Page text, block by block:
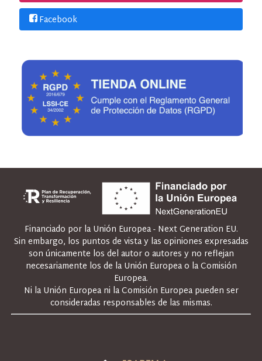
Facebook
Financiado por la Unión Europea - Next Generation EU.
Sin embargo, los puntos de vista y las opiniones expresadas
son únicamente los del autor o autores y no reflejan
necesariamente los de la Unión Europea o la Comisión
Europea.
Ni la Unión Europea ni la Comisión Europea pueden ser
consideradas responsables de las mismas.